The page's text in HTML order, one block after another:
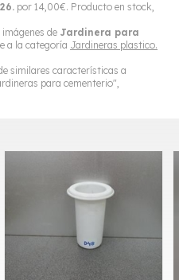
por 14,00€. Producto en stock,
de Jardinera para
a la categoría Jardineras plastico.
similares características a
para cementerio",